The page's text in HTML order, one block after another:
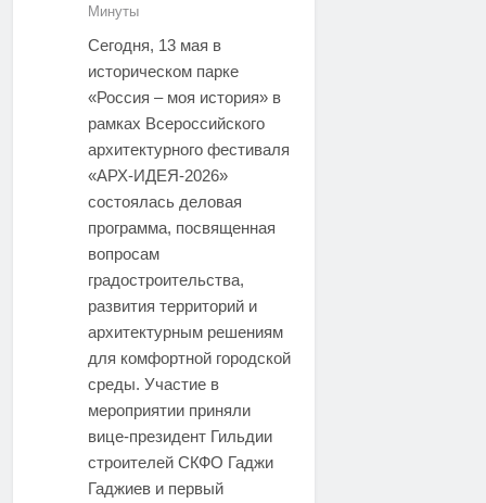
Минуты
Сегодня, 13 мая в
историческом парке
«Россия – моя история» в
рамках Всероссийского
архитектурного фестиваля
«АРХ-ИДЕЯ-2026»
состоялась деловая
программа, посвященная
вопросам
градостроительства,
развития территорий и
архитектурным решениям
для комфортной городской
среды. Участие в
мероприятии приняли
вице-президент Гильдии
строителей СКФО Гаджи
Гаджиев и первый